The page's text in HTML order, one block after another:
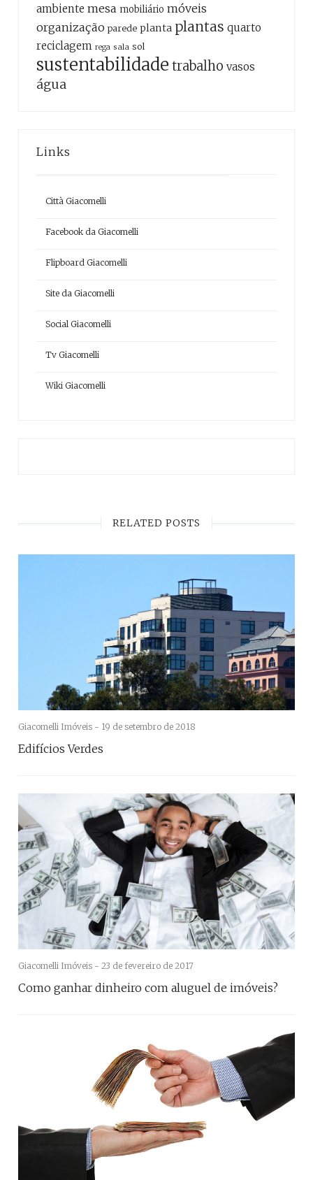
ambiente mesa mobiliário móveis
organização parede planta plantas quarto
reciclagem rega sala sol
sustentabilidade trabalho vasos
água
Links
Città Giacomelli
Facebook da Giacomelli
Flipboard Giacomelli
Site da Giacomelli
Social Giacomelli
Tv Giacomelli
Wiki Giacomelli
RELATED POSTS
Giacomelli Imóveis - 19 de setembro de 2018
Edifícios Verdes
Giacomelli Imóveis - 23 de fevereiro de 2017
Como ganhar dinheiro com aluguel de imóveis?